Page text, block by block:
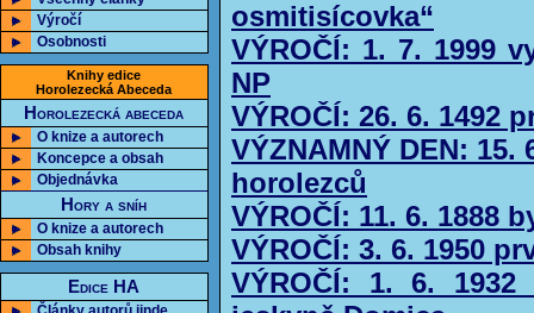
Výročí
Osobnosti
Knihy edice
Horolezecká Abeceda
Horolezecká abeceda
O knize a autorech
Koncepce a obsah
Objednávka
Hory a sníh
O knize a autorech
Obsah knihy
Edice HA
osmitisícovka“
VÝROČÍ: 1. 7. 1999
NP
VÝROČÍ: 26. 6. 1492
VÝZNAMNÝ DEN:
horolezců
VÝROČÍ: 11. 6. 1888
VÝROČÍ: 3. 6. 1950
VÝROČÍ: 1. 6.